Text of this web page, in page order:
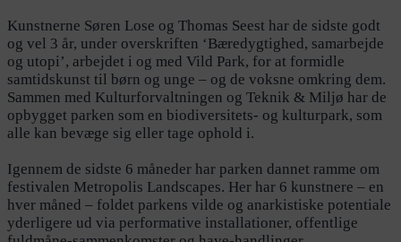
Kunstnerne Søren Lose og Thomas Seest har de sidste godt
og vel 3 år, under overskriften ‘Bæredygtighed, samarbejde
og utopi’, arbejdet i og med Vild Park, for at formidle
samtidskunst til børn og unge – og de voksne omkring dem.
Sammen med Kulturforvaltningen og Teknik & Miljø har de
opbygget parken som en biodiversitets- og kulturpark, som
alle kan bevæge sig eller tage ophold i.
Igennem de sidste 6 måneder har parken dannet ramme om
festivalen Metropolis Landscapes. Her har 6 kunstnere – en
hver måned – foldet parkens vilde og anarkistiske potentiale
yderligere ud via performative installationer, offentlige